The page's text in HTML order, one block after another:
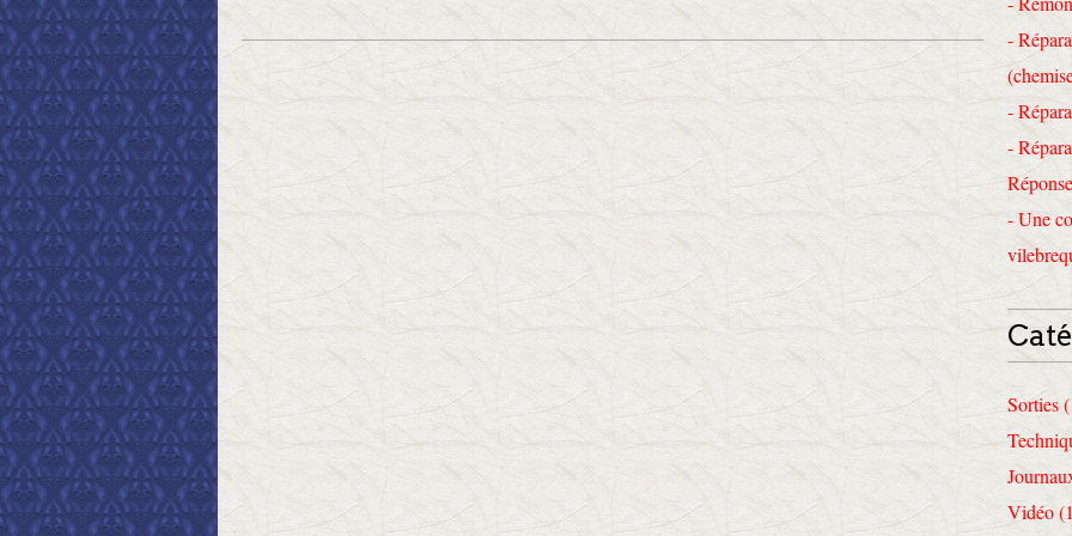
-
-
-
- Une
Sorties
Vidéo